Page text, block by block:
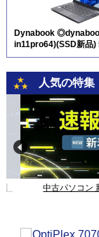
Dynabook
in11pro64)(SSD新品)
人気の特集